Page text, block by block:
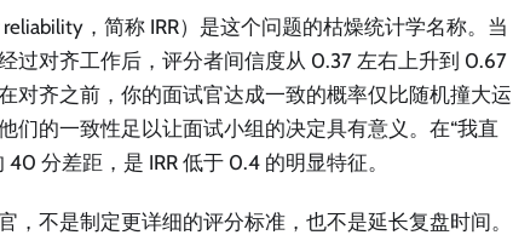
，简称 IRR）是这个问题的枯燥统计学名称。当
过对齐工作后，评分者间信度从 0.37 左右上升到 0.67
对齐之前，你的面试官达成一致的概率仅比随机撞大运
们的一致性足以让面试小组的决定具有意义。在“我直
分差距，是 IRR 低于 0.4 的明显特征。
，不是制定更详细的评分标准，也不是延长复盘时间。